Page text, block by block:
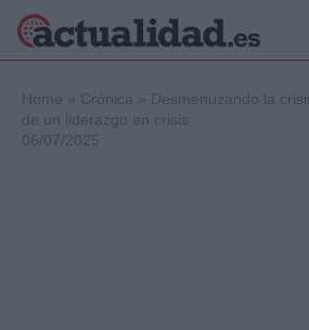
Home » Crónica » Desmenuzando la
de un liderazgo en crisis
06/07/2025